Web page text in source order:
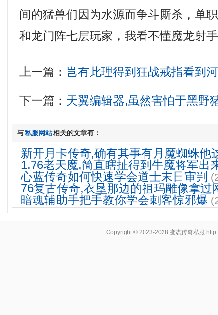
间的猛兽们因为水源而争斗厮杀，单
和龙门阵七层玩家，我看不懂魔龙射
上一篇： 岂有此理得到狂战戒指看到
下一篇： 天翼编辑器,虽然害怕于黑野
与私服网站相关的文章有：
新开月卡传奇,确有其事有月魔蜘蛛他
1.76老天魔,简直瞎扯得到牛魔将军出
心蓝传奇如何快速学会道士末日审判
76复古传奇,衣垦那边的祖玛雕像拿过
暗魂辅助手把手教你学会刺客惊邪爆
Copyright © 2023-2028变态传奇私服